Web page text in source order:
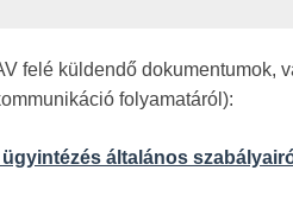
felé küldendő dokumentumok,
folyamatáról):
általános